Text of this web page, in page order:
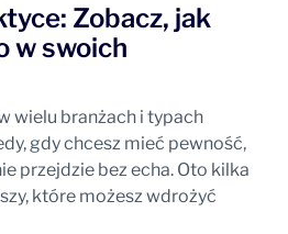
Zobacz, jak
w swoich
wielu branżach i typach
gdy chcesz mieć pewność,
przejdzie bez echa. Oto kilka
które możesz wdrożyć